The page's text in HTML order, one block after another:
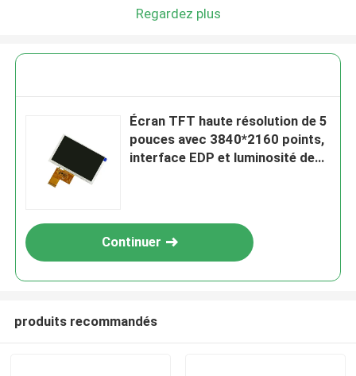
Regardez plus
Écran TFT haute résolution de 5
pouces avec 3840*2160 points,
interface EDP et luminosité de
Continuer
produits recommandés